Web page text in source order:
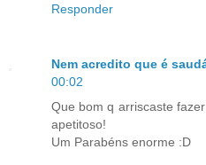
Responder
Nem acredito que é
00:02
Que bom q arriscaste
apetitoso!
Um Parabéns enorme :D